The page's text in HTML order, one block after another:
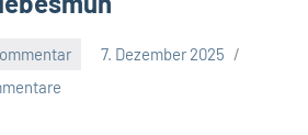
7. Dezember 2025